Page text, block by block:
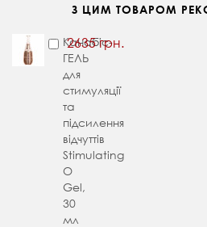
З ЦИМ ТОВАРОМ
Канабіс-
ГЕЛЬ
для
стимуляції
та
підсилення
відчуттів
Stimulating
O
Gel,
30
мл
2635 грн.